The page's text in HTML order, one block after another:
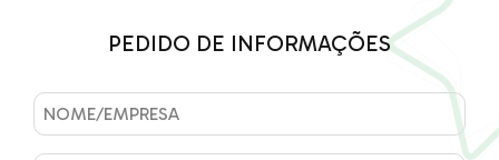
PEDIDO DE INFORMAÇÕES